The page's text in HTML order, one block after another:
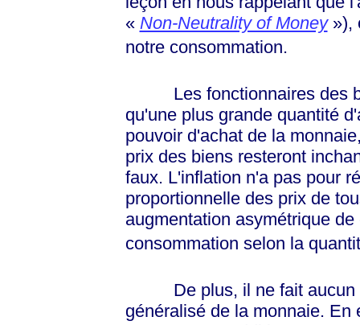
« Non-Neutrality of Money»),
notre consommation.
Les fonctionnaires des
qu'une plus grande quantité
pouvoir d'achat de la
prix des biens resteront
faux. L'inflation n'a pas pour
proportionnelle des prix de
augmentation asymétrique
consommation selon la
De plus, il ne fait aucun
généralisé de la monnaie.